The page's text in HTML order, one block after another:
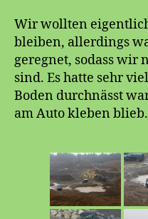
Wir wollten
bleiben, allerdings
geregnet, sodass wir
sind. Es hatte sehr
Boden durchnässt
am Auto kleben blieb.